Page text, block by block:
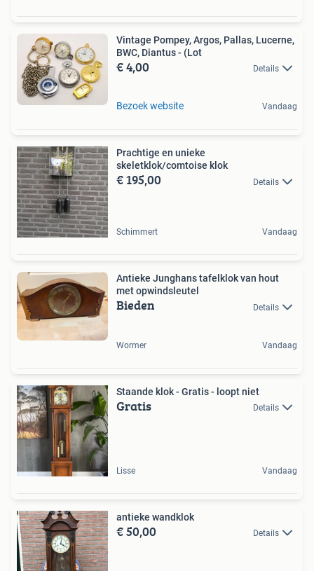
Vintage Pompey, Argos, Pallas, Lucerne,
BWC, Diantus - (Lot
€ 4,00 Details
Bezoek website Vandaag
Prachtige en unieke
skeletklok/comtoise klok
€ 195,00 Details
Schimmert Vandaag
Antieke Junghans tafelklok van hout
met opwindsleutel
Bieden Details
Wormer Vandaag
Staande klok - Gratis - loopt niet
Gratis Details
Lisse Vandaag
antieke wandklok
€ 50,00 Details